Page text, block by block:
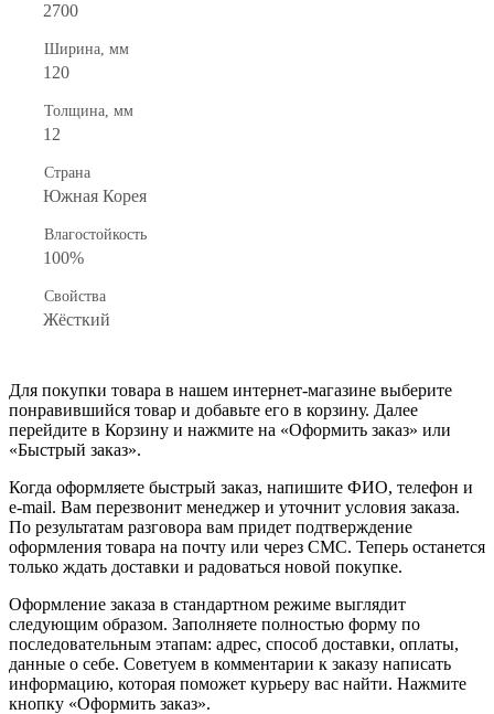
2700
Ширина, мм
120
Толщина, мм
12
Страна
Южная Корея
Влагостойкость
100%
Свойства
Жёсткий
Для покупки товара в нашем интернет-магазине выберите
понравившийся товар и добавьте его в корзину. Далее
перейдите в Корзину и нажмите на «Оформить заказ» или
«Быстрый заказ».
Когда оформляете быстрый заказ, напишите ФИО, телефон и
e-mail. Вам перезвонит менеджер и уточнит условия заказа.
По результатам разговора вам придет подтверждение
оформления товара на почту или через СМС. Теперь останется
только ждать доставки и радоваться новой покупке.
Оформление заказа в стандартном режиме выглядит
следующим образом. Заполняете полностью форму по
последовательным этапам: адрес, способ доставки, оплаты,
данные о себе. Советуем в комментарии к заказу написать
информацию, которая поможет курьеру вас найти. Нажмите
кнопку «Оформить заказ».